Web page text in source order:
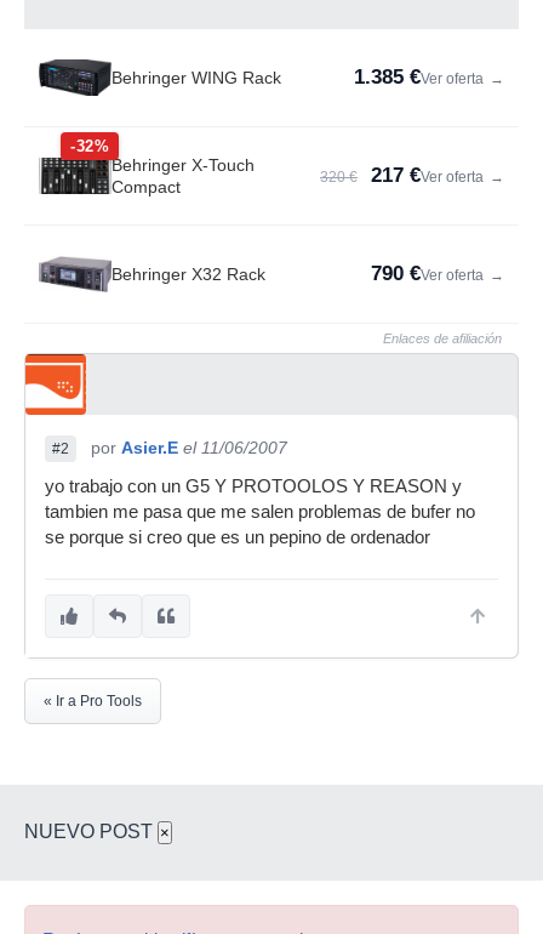
Behringer WING Rack 1.385 €Ver oferta →
-32%
Behringer X-Touch
Compact
320 € 217 €Ver oferta →
Behringer X32 Rack 790 €Ver oferta →
Enlaces de afiliación
#2 por Asier.E el 11/06/2007
yo trabajo con un G5 Y PROTOOLOS Y REASON y
tambien me pasa que me salen problemas de bufer no
se porque si creo que es un pepino de ordenador
« Ir a Pro Tools
NUEVO POST ×